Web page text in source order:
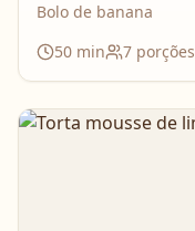
Bolo de banana
50 min 7 porções